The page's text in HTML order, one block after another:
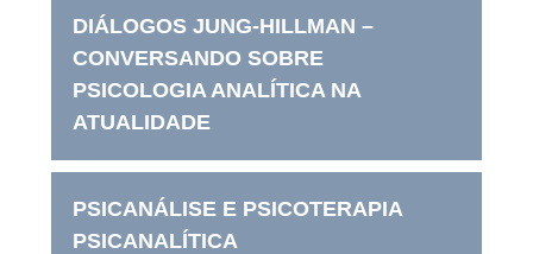
DIÁLOGOS JUNG-HILLMAN –
CONVERSANDO SOBRE
PSICOLOGIA ANALÍTICA NA
ATUALIDADE
PSICANÁLISE E PSICOTERAPIA
PSICANALÍTICA